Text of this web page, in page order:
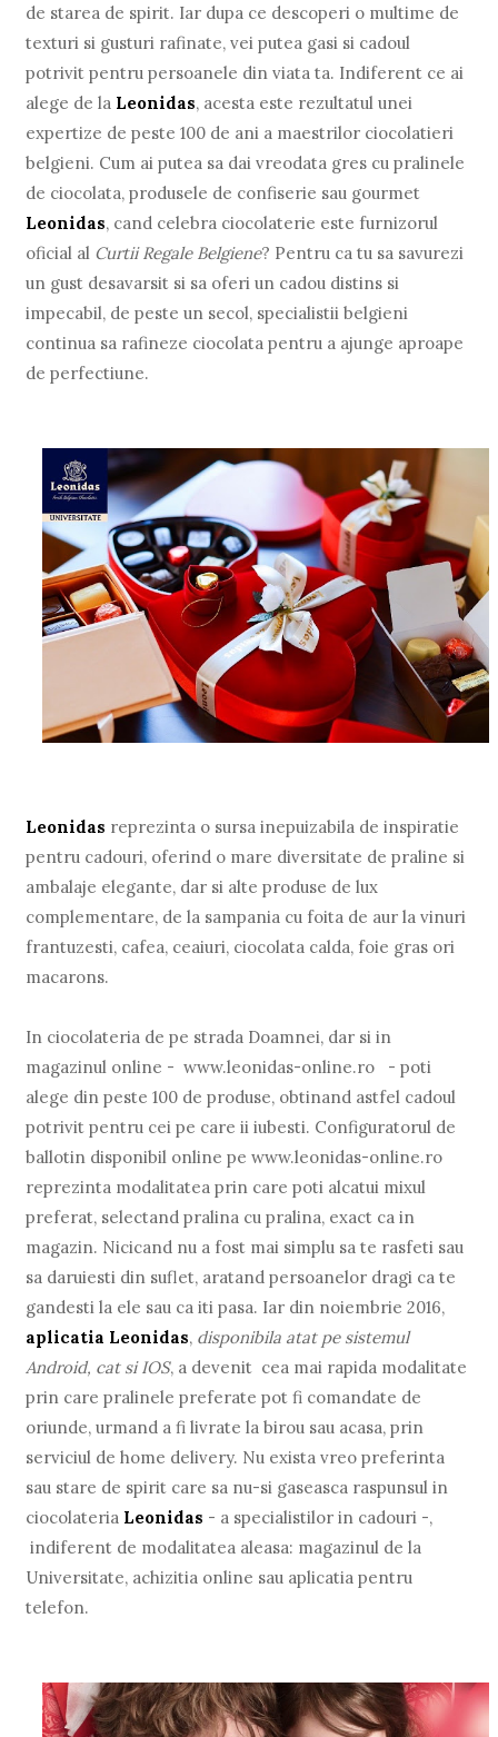
de starea de spirit. Iar dupa ce descoperi o multime de
texturi si gusturi rafinate, vei putea gasi si cadoul
potrivit pentru persoanele din viata ta. Indiferent ce ai
alege de la Leonidas, acesta este rezultatul unei
expertize de peste 100 de ani a maestrilor ciocolatieri
belgieni. Cum ai putea sa dai vreodata gres cu pralinele
de ciocolata, produsele de confiserie sau gourmet
Leonidas, cand celebra ciocolaterie este furnizorul
oficial al Curtii Regale Belgiene? Pentru ca tu sa savurezi
un gust desavarsit si sa oferi un cadou distins si
impecabil, de peste un secol, specialistii belgieni
continua sa rafineze ciocolata pentru a ajunge aproape
de perfectiune.
Leonidas reprezinta o sursa inepuizabila de inspiratie
pentru cadouri, oferind o mare diversitate de praline si
ambalaje elegante, dar si alte produse de lux
complementare, de la sampania cu foita de aur la vinuri
frantuzesti, cafea, ceaiuri, ciocolata calda, foie gras ori
macarons.
In ciocolateria de pe strada Doamnei, dar si in
magazinul online - www.leonidas-online.ro - poti
alege din peste 100 de produse, obtinand astfel cadoul
potrivit pentru cei pe care ii iubesti. Configuratorul de
ballotin disponibil online pe www.leonidas-online.ro
reprezinta modalitatea prin care poti alcatui mixul
preferat, selectand pralina cu pralina, exact ca in
magazin. Nicicand nu a fost mai simplu sa te rasfeti sau
sa daruiesti din suflet, aratand persoanelor dragi ca te
gandesti la ele sau ca iti pasa. Iar din noiembrie 2016,
aplicatia Leonidas, disponibila atat pe sistemul
Android, cat si IOS, a devenit cea mai rapida modalitate
prin care pralinele preferate pot fi comandate de
oriunde, urmand a fi livrate la birou sau acasa, prin
serviciul de home delivery. Nu exista vreo preferinta
sau stare de spirit care sa nu-si gaseasca raspunsul in
ciocolateria Leonidas - a specialistilor in cadouri -,
indiferent de modalitatea aleasa: magazinul de la
Universitate, achizitia online sau aplicatia pentru
telefon.